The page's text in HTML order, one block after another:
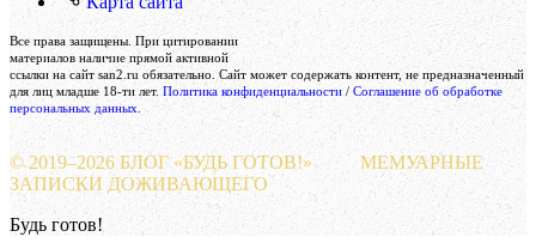
Все права защищены. При цитировании
материалов наличие прямой активной
ссылки на сайт san2.ru обязательно. Сайт может содержать контент, не предназначенный
для лиц младше 18-ти лет. Политика конфиденциальности / Соглашение об обработке
персональных данных
© 2019–2026 БЛОГ «БУДЬ ГОТОВ!»
МЕМУАРНЫЕ
ЗАПИСКИ ДОЖИВАЮЩЕГО
Будь готов!